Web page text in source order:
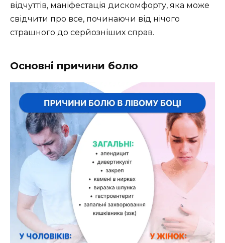
відчуттів, маніфестація дискомфорту, яка може
свідчити про все, починаючи від нічого
страшного до серйозніших справ.
Основні причини болю